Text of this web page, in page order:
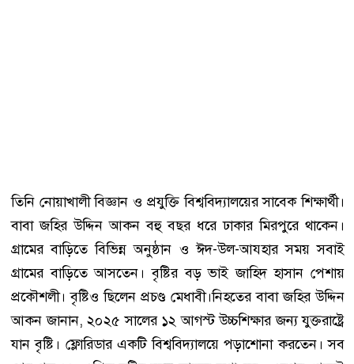
তিনি নোয়াখালী বিজ্ঞান ও প্রযুক্তি বিশ্ববিদ্যালয়ের সাবেক শিক্ষার্থী।
বাবা জহির উদ্দিন আকন বহু বছর ধরে ঢাকার মিরপুরে থাকেন।
গ্রামের বাড়িতে বিভিন্ন অনুষ্ঠান ও ঈদ-উল-আযহার সময় সবাই
গ্রামের বাড়িতে আসতেন। বৃষ্টির বড় ভাই জাহিদ হাসান পেশায়
প্রকৌশলী। বৃষ্টিও ছিলেন প্রচণ্ড মেধাবী।নিহতের বাবা জহির উদ্দিন
আকন জানান, ২০২৫ সালের ১২ আগস্ট উচ্চশিক্ষার জন্য যুক্তরাষ্ট্রে
যান বৃষ্টি। ফ্লোরিডার একটি বিশ্ববিদ্যালয়ে পড়াশোনা করতেন। সব